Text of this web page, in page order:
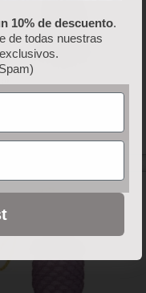
10% de descuento.
de todas nuestras